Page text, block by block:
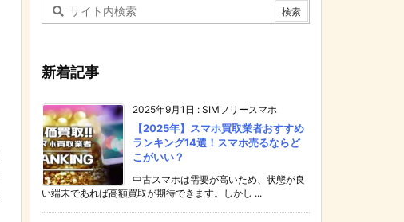
新着記事
2025年9月1日 : SIMフリースマホ
【2025年】スマホ買取業者おすすめ
ランキング14選！スマホ売るならど
こがいい？
中古スマホは需要が高いため、状態が良
い端末であれば高額買取が期待できます。しかし ...